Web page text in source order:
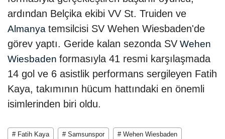
ardından Belçika ekibi VV St. Truiden ve
Almanya temsilcisi SV Wehen Wiesbaden'de
görev yaptı. Geride kalan sezonda SV Wehen
Wiesbaden formasıyla 41 resmi karşılaşmada
14 gol ve 6 asistlik performans sergileyen Fatih
Kaya, takımının hücum hattındaki en önemli
isimlerinden biri oldu.
# Fatih Kaya # Samsunspor # Wehen Wiesbaden